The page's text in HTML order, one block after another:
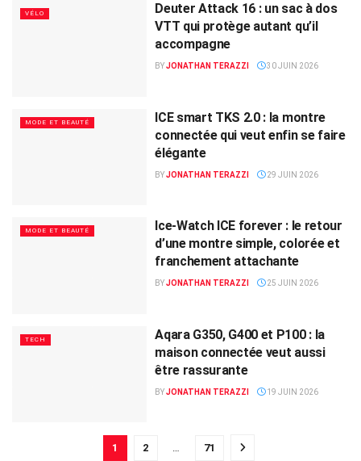
VÉLO
Deuter Attack 16 : un sac à dos
VTT qui protège autant qu’il
accompagne
BYJONATHAN TERAZZI 30 JUIN 2026
MODE ET BEAUTÉ
ICE smart TKS 2.0 : la montre
connectée qui veut enfin se faire
élégante
BYJONATHAN TERAZZI 29 JUIN 2026
MODE ET BEAUTÉ
Ice-Watch ICE forever : le retour
d’une montre simple, colorée et
franchement attachante
BYJONATHAN TERAZZI 25 JUIN 2026
TECH
Aqara G350, G400 et P100 : la
maison connectée veut aussi
être rassurante
BYJONATHAN TERAZZI 19 JUIN 2026
1 2 … 71